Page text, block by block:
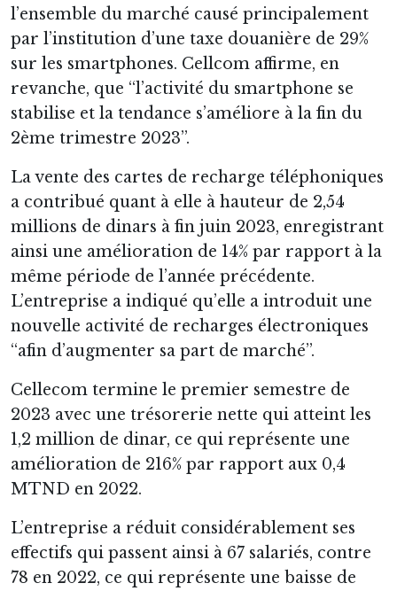
l’ensemble du marché causé principalement
par l’institution d’une taxe douanière de 29%
sur les smartphones. Cellcom affirme, en
revanche, que “l’activité du smartphone se
stabilise et la tendance s’améliore à la fin du
2ème trimestre 2023”.
La vente des cartes de recharge téléphoniques
a contribué quant à elle à hauteur de 2,54
millions de dinars à fin juin 2023, enregistrant
ainsi une amélioration de 14% par rapport à la
même période de l’année précédente.
L’entreprise a indiqué qu’elle a introduit une
nouvelle activité de recharges électroniques
“afin d’augmenter sa part de marché”.
Cellecom termine le premier semestre de
2023 avec une trésorerie nette qui atteint les
1,2 million de dinar, ce qui représente une
amélioration de 216% par rapport aux 0,4
MTND en 2022.
L’entreprise a réduit considérablement ses
effectifs qui passent ainsi à 67 salariés, contre
78 en 2022, ce qui représente une baisse de